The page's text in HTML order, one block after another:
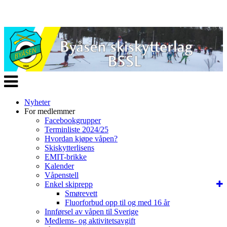
Veksle
navigasjon
Nyheter
For medlemmer
Facebookgrupper
Terminliste 2024/25
Hvordan kjøpe våpen?
Skiskytterlisens
EMIT-brikke
Kalender
Våpenstell
Enkel skiprepp
Smørevett
Fluorforbud opp til og med 16 år
Innførsel av våpen til Sverige
Medlems- og aktivitetsavgift